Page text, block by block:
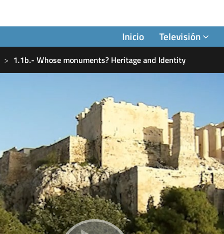
Inicio Televisión
1.1b.- Whose monuments? Heritage and Identity